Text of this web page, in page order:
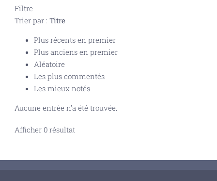
Filtre
Trier par : Titre
Plus récents en premier
Plus anciens en premier
Aléatoire
Les plus commentés
Les mieux notés
Aucune entrée n’a été trouvée.
Afficher 0 résultat